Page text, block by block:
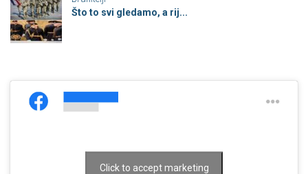
Što to svi gledamo, a rij...
Click to accept marketing